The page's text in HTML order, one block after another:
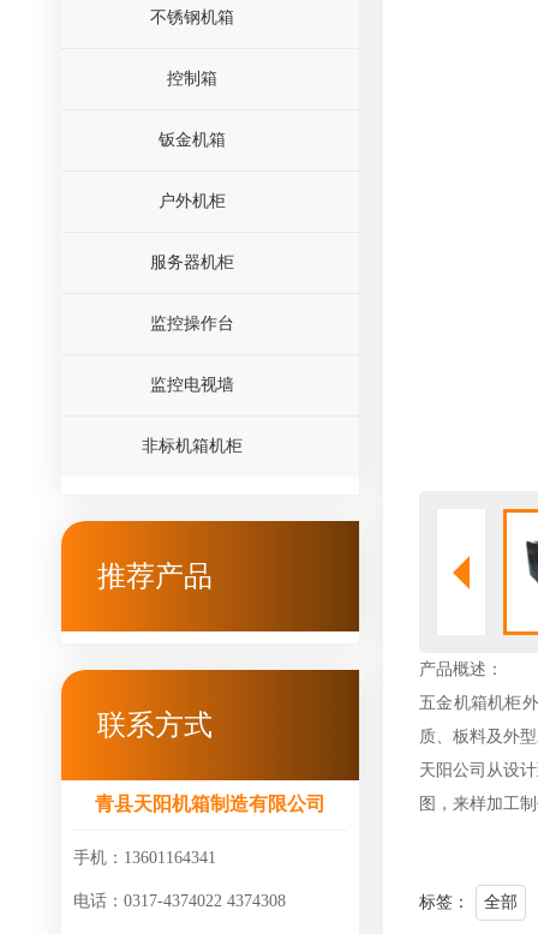
不锈钢机箱
控制箱
钣金机箱
户外机柜
服务器机柜
监控操作台
监控电视墙
非标机箱机柜
推荐产品
联系方式
青县天阳机箱制造有限公司
手机：13601164341
电话：0317-4374022 4374308
产品概述：
五金机箱机柜
质、板料及外
天阳公司从设
图，来样加工
标签： 全部